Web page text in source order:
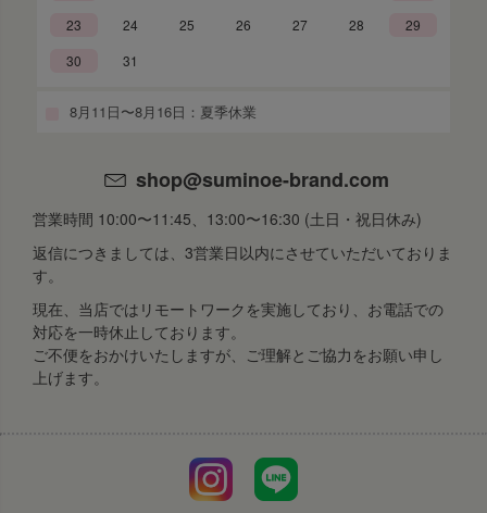
23
24 25 26 27 28
29
30
31
8月11日〜8月16日：夏季休業
shop@suminoe-brand.com
営業時間 10:00〜11:45、13:00〜16:30 (土日・祝日休み)
返信につきましては、3営業日以内にさせていただいておりま
す。
現在、当店ではリモートワークを実施しており、お電話での
対応を一時休止しております。
ご不便をおかけいたしますが、ご理解とご協力をお願い申し
上げます。